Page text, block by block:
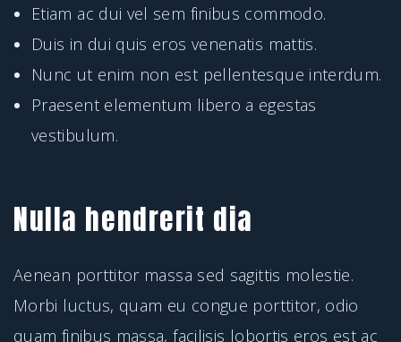
Etiam ac dui vel sem finibus commodo.
Duis in dui quis eros venenatis mattis.
Nunc ut enim non est pellentesque interdum.
Praesent elementum libero a egestas
vestibulum.
Nulla hendrerit dia
Aenean porttitor massa sed sagittis molestie.
Morbi luctus, quam eu congue porttitor, odio
quam finibus massa, facilisis lobortis eros est ac